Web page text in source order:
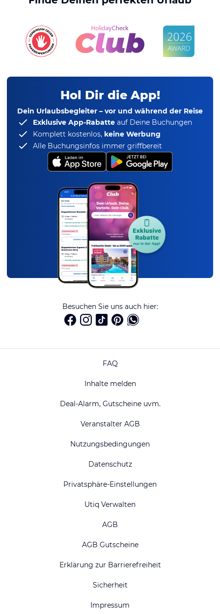
Hol Dir die App!
Dein Urlaubsbegleiter – vor und während der Reise
Exklusive App-Rabatte auf Deine Buchungen
Komplett kostenlos, keine Werbung
Alle Buchungsinfos immer griffbereit
Besuchen Sie uns auch hier:
FAQ
Inhalte melden
Deal-Alarm, Gutscheine uvm.
Veranstalter AGB
Nutzungsbedingungen
Datenschutz
Privatsphäre-Einstellungen
Utiq Verwalten
AGB
AGB Gutscheine
Erklärung zur Barrierefreiheit
Sicherheit
Impressum